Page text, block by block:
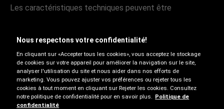
Les caractéristiques techniques peuvent être
Nous respectons votre confidentialité!
En cliquant sur «Accepter tous les cookies», vous acceptez le stockage
de cookies sur votre appareil pour améliorer la navigation sur le site,
analyser l'utilisation du site et nous aider dans nos efforts de
marketing. Vous pouvez ajuster vos préférences ou rejeter tous les
cookies à tout moment en cliquant sur Rejeter les cookies. Consultez
notre politique de confidentialité pour en savoir plus. Politique de
confidentialité